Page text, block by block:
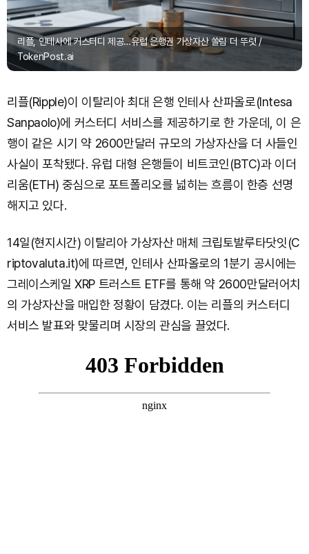
리플, 인테사에 커스터디 제공…유럽 은행권 가상자산 쏠림 더 뚜렷 /
TokenPost.ai
리플(Ripple)이 이탈리아 최대 은행 인테사 산파올로(Intesa
Sanpaolo)에 커스터디 서비스를 제공하기로 한 가운데, 이 은
행이 같은 시기 약 2600만달러 규모의 가상자산을 더 사들인
사실이 포착됐다. 유럽 대형 은행들이 비트코인(BTC)과 이더
리움(ETH) 중심으로 포트폴리오를 넓히는 흐름이 한층 선명
해지고 있다.
14일(현지시간) 이탈리아 가상자산 매체 크립토발루타닷잇(C
riptovaluta.it)에 따르면, 인테사 산파올로의 1분기 공시에는
그레이스케일 XRP 트러스트 ETF를 통해 약 2600만달러어치
의 가상자산을 매입한 정황이 담겼다. 이는 리플의 커스터디
서비스 발표와 맞물리며 시장의 관심을 끌었다.